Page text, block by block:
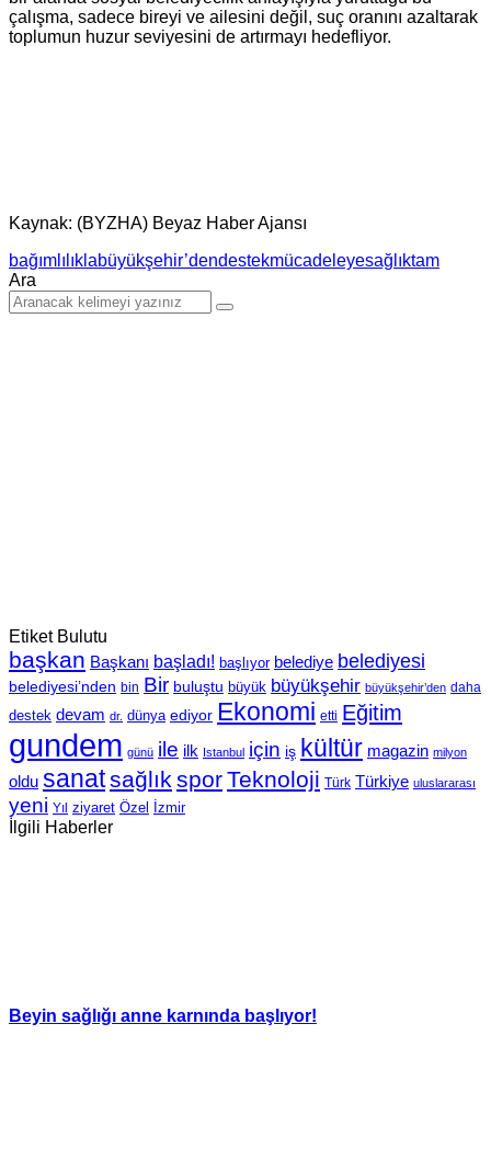
çalışma, sadece bireyi ve ailesini değil, suç oranını azaltarak
toplumun huzur seviyesini de artırmayı hedefliyor.
Kaynak: (BYZHA) Beyaz Haber Ajansı
bağımlılıklabüyükşehir’dendestekmücadeleyesağlıktam
Ara
Etiket Bulutu
başkan Başkanı başladı! başlıyor belediye belediyesi
belediyesi’nden bin Bir buluştu büyük büyükşehir büyükşehir’den daha
destek devam dr. dünya ediyor Ekonomi etti Eğitim
gundem günü ile ilk Istanbul için iş kültür magazin milyon
oldu sanatsağlık sporTeknoloji Türk Türkiye uluslararası
yeni Yıl ziyaret Özel İzmir
İlgili Haberler
Beyin sağlığı anne karnında başlıyor!